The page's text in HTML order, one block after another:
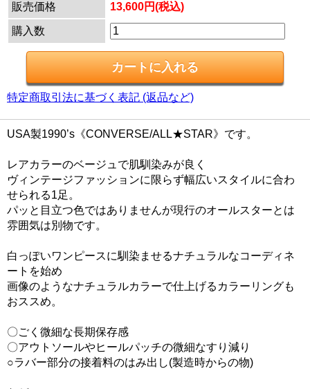
販売価格
13,600円(税込)
購入数
特定商取引法に基づく表記 (返品など)
USA製1990’s《CONVERSE/ALL★STAR》です。
レアカラーのベージュで肌馴染みが良く
ヴィンテージファッションに限らず幅広いスタイルに合わ
せられる1足。
パッと目立つ色ではありませんが現行のオールスターとは
雰囲気は別物です。
白っぽいワンピースに馴染ませるナチュラルなコーディネ
ートを始め
画像のようなナチュラルカラーで仕上げるカラーリングも
おススめ。
〇ごく微細な長期保存感
〇アウトソールやヒールパッチの微細なすり減り
○ラバー部分の接着料のはみ出し(製造時からの物)